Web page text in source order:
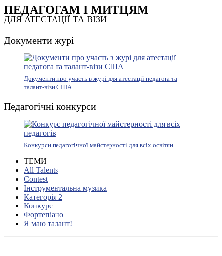
ПЕДАГОГАМ І МИТЦЯМ
ДЛЯ АТЕСТАЦІЇ ТА ВІЗИ
Документи журі
Документи про участь в журі для атестації педагога та
талант-візи США
Педагогічні конкурси
Конкурси педагогічної майстерності для всіх освітян
ТЕМИ
All Talents
Contest
Інструментальна музика
Категорія 2
Конкурс
Фортепіано
Я маю талант!